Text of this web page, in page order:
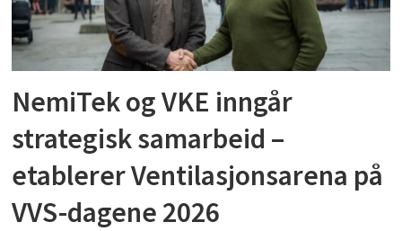
NemiTek og VKE inngår
strategisk samarbeid –
etablerer Ventilasjonsarena på
VVS-dagene 2026